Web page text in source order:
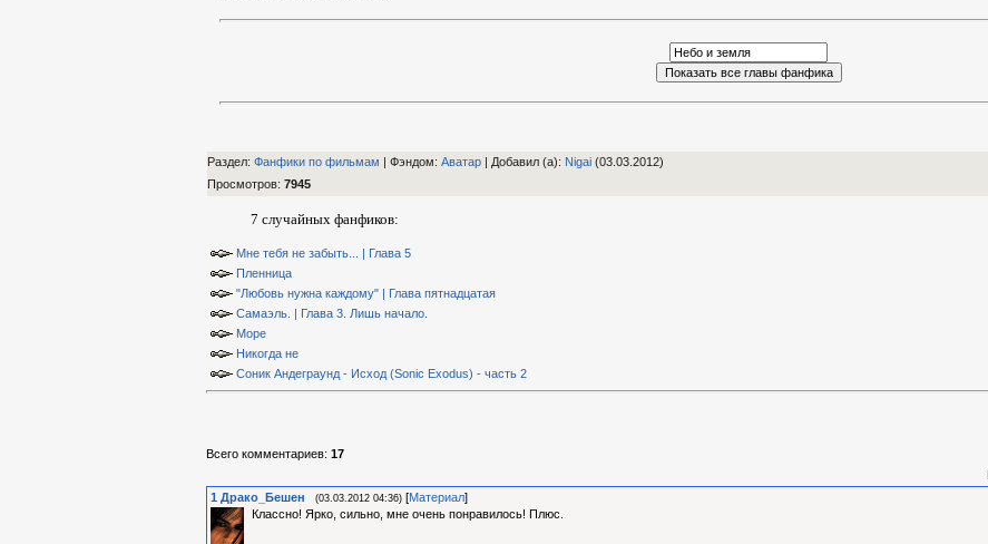
Раздел: Фанфики по фильмам | Фэндом: Аватар | Добавил (а): Nigai (03.03.2012)
Просмотров: 7945
7 случайных фанфиков:
Мне тебя не забыть... | Глава 5
Пленница
"Любовь нужна каждому" | Глава пятнадцатая
Самаэль. | Глава 3. Лишь начало.
Море
Никогда не
Соник Андеграунд - Исход (Sonic Exodus) - часть 2
Всего комментариев: 17
1 Драко_Бешен (03.03.2012 04:36) [Материал]
Классно! Ярко, сильно, мне очень понравилось! Плюс.